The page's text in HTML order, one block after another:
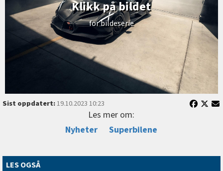
Klikk på bildet
for bildeserie
Sist oppdatert:19.10.2023 10:23
Les mer om:
Nyheter
Superbilene
LES OGSÅ